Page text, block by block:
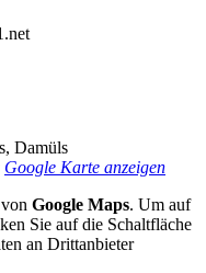
Damüls
Google Karte anzeigen
Google Maps. Um auf
Sie auf die Schaltfläche
an Drittanbieter